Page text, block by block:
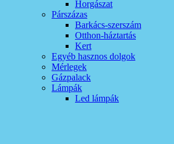
Horgászat
Párszázas
Barkács-szerszám
Otthon-háztartás
Kert
Egyéb hasznos dolgok
Mérlegek
Gázpalack
Lámpák
Led lámpák